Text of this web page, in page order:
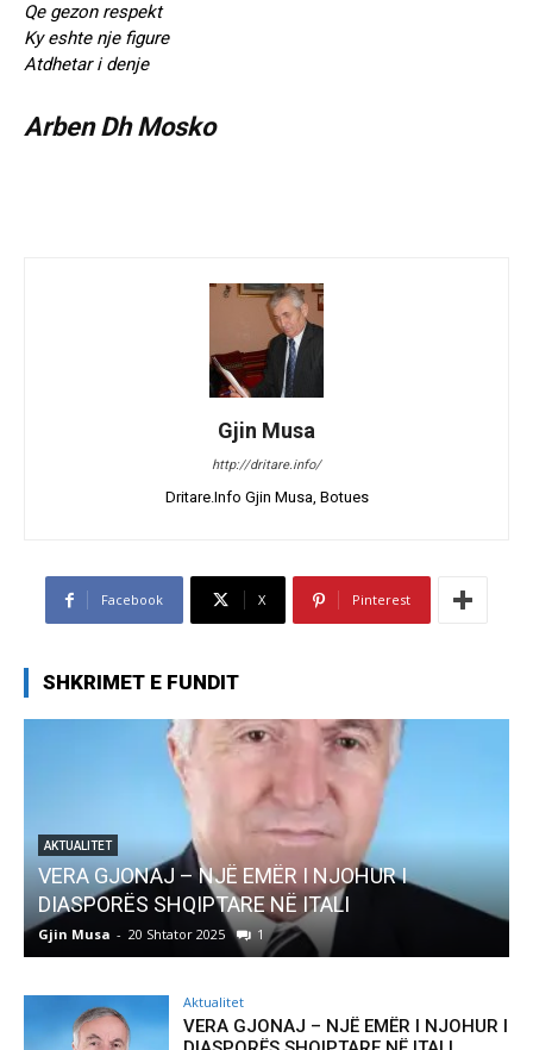
Qe gezon respekt
Ky eshte nje figure
Atdhetar i denje
Arben Dh Mosko
Gjin Musa
http://dritare.info/
Dritare.Info Gjin Musa, Botues
Facebook X Pinterest
SHKRIMET E FUNDIT
AKTUALITET
VERA GJONAJ – NJË EMËR I NJOHUR I
DIASPORËS SHQIPTARE NË ITALI
Gjin Musa - 20 Shtator 2025 1
Aktualitet
VERA GJONAJ – NJË EMËR I NJOHUR I